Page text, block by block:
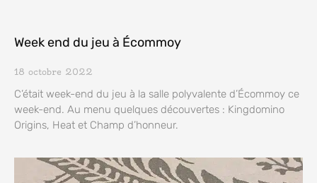
Week end du jeu à Écommoy
18 octobre 2022
C’était week-end du jeu à la salle polyvalente d’Écommoy ce
week-end. Au menu quelques découvertes : Kingdomino
Origins, Heat et Champ d’honneur.